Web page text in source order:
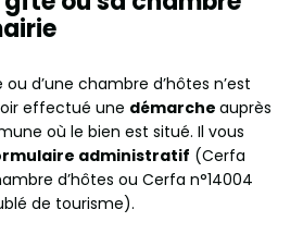
ou d’une chambre d’hôtes n’est
effectué une démarche auprès
où le bien est situé. Il vous
administratif (Cerfa
d’hôtes ou Cerfa n°14004
de tourisme).